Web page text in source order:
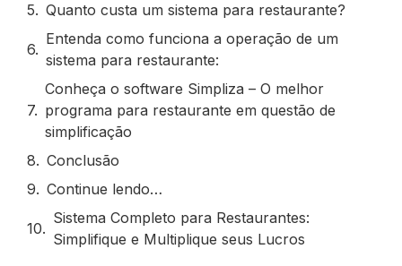
Quanto custa um sistema para restaurante?
Entenda como funciona a operação de um
sistema para restaurante:
Conheça o software Simpliza – O melhor
programa para restaurante em questão de
simplificação
Conclusão
Continue lendo…
Sistema Completo para Restaurantes:
Simplifique e Multiplique seus Lucros